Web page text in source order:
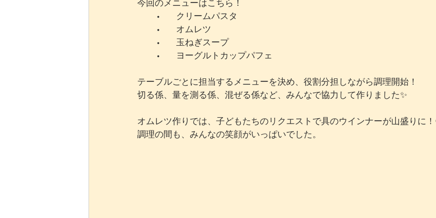
今回のメニューはこちら！
	•	クリームパスタ
	•	オムレツ
	•	玉ねぎスープ
	•	ヨーグルトカップパフェ
テーブルごとに担当するメニューを決め、役割分担しながら調理開始！
切る係、量を測る係、混ぜる係など、みんなで協力して作りました✨
オムレツ作りでは、子どもたちのリクエストで具のウインナーが山盛りに
調理の間も、みんなの笑顔がいっぱいでした。